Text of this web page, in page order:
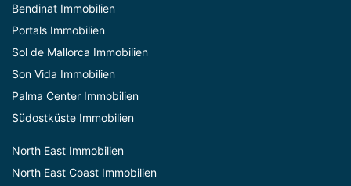
Bendinat Immobilien
Portals Immobilien
Sol de Mallorca Immobilien
Son Vida Immobilien
Palma Center Immobilien
Südostküste Immobilien
North East Immobilien
North East Coast Immobilien